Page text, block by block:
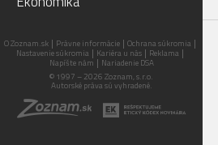
O Zoznam.sk Právne informácie Ochrana súkromia
Nastavenie súkromia
Kariéra u nás
Reklama
Napíšte nám
Nariadenie DSA
© 1997 – 2026 Zoznam, s.r.o.
Autorské práva sú vyhradené.